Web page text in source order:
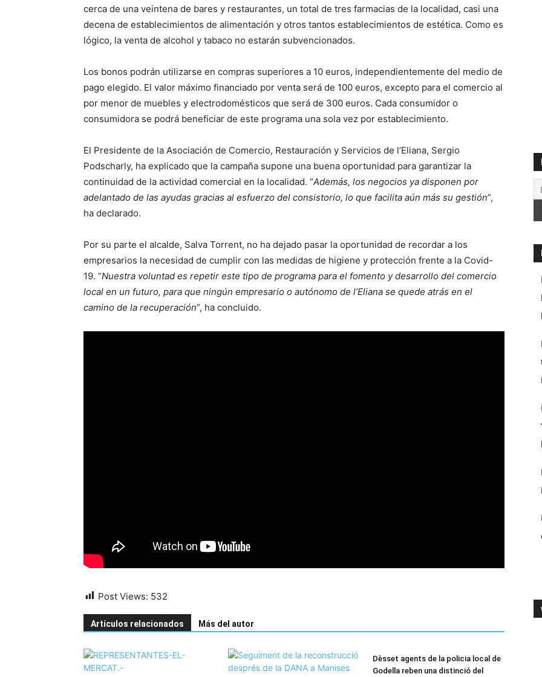
cerca de una veintena de bares y restaurantes, un total de tres farmacias de la localidad, casi una
decena de establecimientos de alimentación y otros tantos establecimientos de estética. Como es
lógico, la venta de alcohol y tabaco no estarán subvencionados.
Los bonos podrán utilizarse en compras superiores a 10 euros, independientemente del medio de
pago elegido. El valor máximo financiado por venta será de 100 euros, excepto para el comercio al
por menor de muebles y electrodomésticos que será de 300 euros. Cada consumidor o
consumidora se podrá beneficiar de este programa una sola vez por establecimiento.
El Presidente de la Asociación de Comercio, Restauración y Servicios de l’Eliana, Sergio
Podscharly, ha explicado que la campaña supone una buena oportunidad para garantizar la
continuidad de la actividad comercial en la localidad. “Además, los negocios ya disponen por
adelantado de las ayudas gracias al esfuerzo del consistorio, lo que facilita aún más su gestión”,
ha declarado.
Por su parte el alcalde, Salva Torrent, no ha dejado pasar la oportunidad de recordar a los
empresarios la necesidad de cumplir con las medidas de higiene y protección frente a la Covid-
19. “Nuestra voluntad es repetir este tipo de programa para el fomento y desarrollo del comercio
local en un futuro, para que ningún empresario o autónomo de l’Eliana se quede atrás en el
camino de la recuperación”, ha concluido.
Post Views: 532
Artículos relacionados Más del autor
Dèsset agents de la policia local de
Godella reben una distinció del